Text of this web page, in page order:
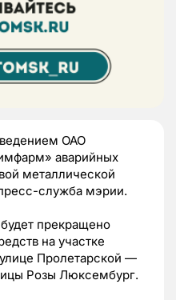
ОАО
аварийных
металлической
служба мэрии.
будет прекращено
на участке
Пролетарской —
Розы Люксембург.